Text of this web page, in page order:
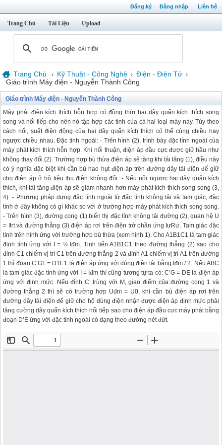
Đăng ký Đăng nhập Liên hệ
Trang Chủ Tài Liệu Upload
Trang Chủ › Kỹ Thuật - Công Nghệ › Điện - Điện Tử ›
Giáo trình Máy điện - Nguyễn Thành Công
Giáo trình Máy điện - Nguyễn Thành Công
Máy phát điện kích thích hỗn hợp có đồng thời hai dây quấn kích thích song
song và nối tiếp cho nên nó tập hợp các tính của cả hai loại máy này. Tùy theo
cách nối, suất điện động của hai dây quấn kích thích có thể cùng chiều hay
ngược chiều nhau. Đặc tính ngoài: - Trên hình (2), trình bày đặc tính ngoài của
máy phát kích thích hỗn hợp. Khi nối thuận, điện áp đầu cực được giữ hầu như
không thay đổi (2). Trường hợp bù thừa điện áp sẽ tăng khi tải tăng (1), điều này
có ý nghĩa đặc biệt khi cần bù hao hụt điện áp trên đường dây tải điện để giữ
cho điện áp ở hộ tiêu thụ điện không đổi. - Nếu nối ngược hai dây quấn kích
thích, khi tải tăng điện áp sẽ giảm nhanh hơn máy phát kích thích song song (3,
4). - Phương pháp dựng đặc tính ngoài từ đặc tính không tải và tam giác, đặc
tính ở đây không có gì khác so với ở trường hợp máy phát kích thích song song.
- Trên hình (3), đường cong (1) biến thị đặc tính không tải đường (2), quan hệ U
= Itrt và đường thẳng (3) điện áp rơi trên điện trở phần ứng IưRư. Tam giác đặc
tính trên hình ứng với trường hợp bù thừa (xem hình 1). Cho A1B1C1 là tam giác
định tính ứng với I = ½ Iđm. Tịnh tiến A1B1C1 theo đường thẳng (2) sao cho
đỉnh C1 chiếm vị trí C1 trên đường thẳng 2 và đỉnh A1 chiếm vị trí A1 trên đường
1 thì đoạn C’G1 = D1E1 là điện áp ứng với dòng điện tải bằng Iđm / 2. Nếu ABC
là tam giác đặc tính ứng với I = Iđm thì cũng tương tự ta có: C’G = DE là điện áp
ứng với định mức. Nếu đỉnh C’ trùng với M, giao điểm của đường cong 1 và
đường thẳng 2 thì sẽ có trường hợp Uđm = U0, khi cần bù điện áp rơi trên
đường dây tải điện để giữ cho hộ dùng điện nhận được điện áp định mức phải
tăng cường dây quấn kích thích nối tiếp sao cho điện áp đầu cực máy phát bằng
đoạn D’E ứng với đặc tính ngoài có dạng theo đường nét đứt.